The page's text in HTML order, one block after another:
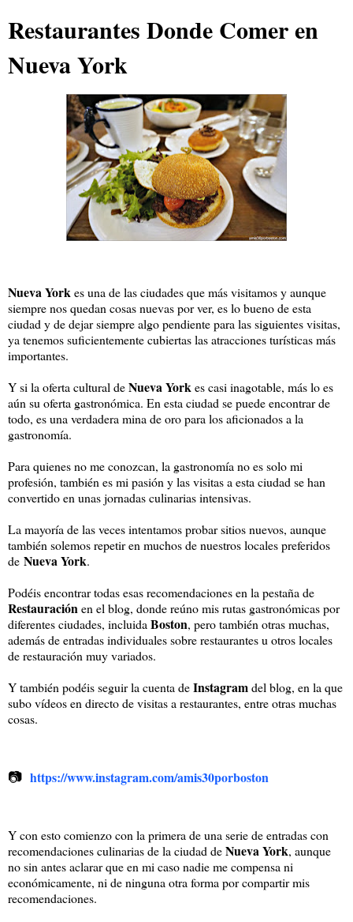
Restaurantes Donde Comer en
Nueva York
Nueva Yorkes una de las ciudades que más visitamos y aunque
siempre nos quedan cosas nuevas por ver, es lo bueno de esta
ciudad y de dejar siempre algo pendiente para las siguientes visitas,
ya tenemos suficientemente cubiertas las atracciones turísticas más
importantes.
Y si la oferta cultural deNueva Yorkes casi inagotable, más lo es
aún su oferta gastronómica. En esta ciudad se puede encontrar de
todo, es una verdadera mina de oro para los aficionados a la
gastronomía.
Para quienes no me conozcan, la gastronomía no es solo mi
profesión, también es mi pasión y las visitas a esta ciudad se han
convertido en unas jornadas culinarias intensivas.
La mayoría de las veces intentamos probar sitios nuevos, aunque
también solemos repetir en muchos de nuestros locales preferidos
de Nueva York.
Podéis encontrar todas esas recomendaciones en la pestaña de
Restauraciónen el blog, donde reúno mis rutas gastronómicas por
diferentes ciudades, incluidaBoston, pero también otras muchas,
además de entradas individuales sobre restaurantes u otros locales
de restauración muy variados.
Y también podéis seguir la cuenta deInstagramdel blog, en la que
subo vídeos en directo de visitas a restaurantes, entre otras muchas
cosas.
📷 https://www.instagram.com/amis30porboston
Y con esto comienzo con la primera de una serie de entradas con
recomendaciones culinarias de la ciudad deNueva York, aunque
no sin antes aclarar que en mi caso nadie me compensa ni
económicamente, ni de ninguna otra forma por compartir mis
recomendaciones.